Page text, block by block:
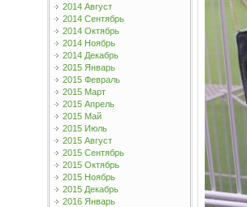
2014 Август
2014 Сентябрь
2014 Октябрь
2014 Ноябрь
2014 Декабрь
2015 Январь
2015 Февраль
2015 Март
2015 Апрель
2015 Май
2015 Июль
2015 Август
2015 Сентябрь
2015 Октябрь
2015 Ноябрь
2015 Декабрь
2016 Январь